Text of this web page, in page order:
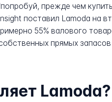
прежде чем
поставил Lamoda на
55% валового
прямых
Lamoda?